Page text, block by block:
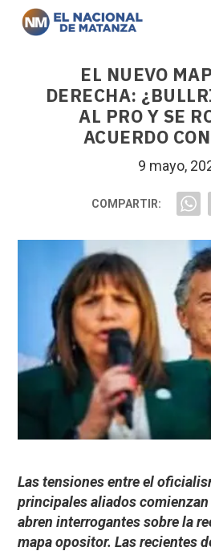
EL NUEVO
DERECHA:
AL PRO Y SE
ACUERDO
9 mayo,
COMPARTIR:
Las tensiones entre el
principales aliados
abren interrogantes sobre la
mapa opositor. Las recientes